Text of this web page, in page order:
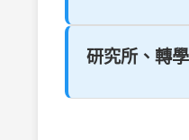
研究所、轉